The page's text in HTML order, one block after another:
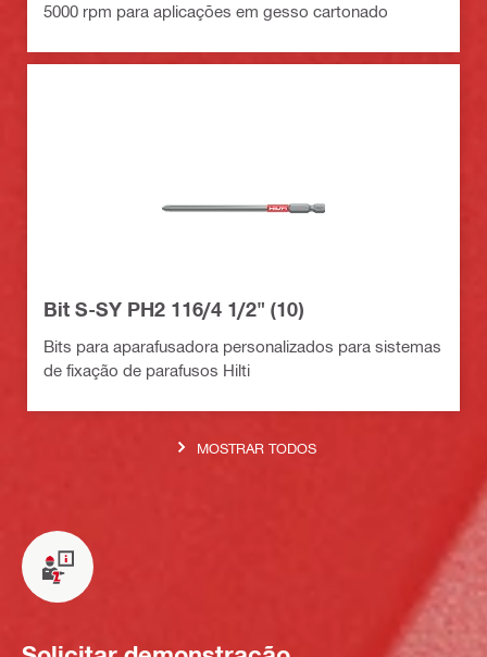
5000 rpm para aplicações em gesso cartonado
Bit S-SY PH2 116/4 1/2" (10)
Bits para aparafusadora personalizados para sistemas
de fixação de parafusos Hilti
MOSTRAR TODOS